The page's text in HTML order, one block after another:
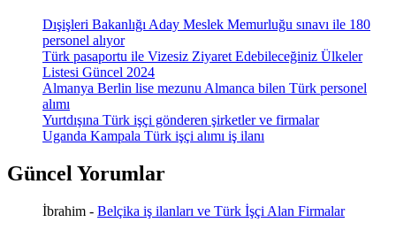
Dışişleri Bakanlığı Aday Meslek Memurluğu sınavı ile 180
personel alıyor
Türk pasaportu ile Vizesiz Ziyaret Edebileceğiniz Ülkeler
Listesi Güncel 2024
Almanya Berlin lise mezunu Almanca bilen Türk personel
alımı
Yurtdışına Türk işçi gönderen şirketler ve firmalar
Uganda Kampala Türk işçi alımı iş ilanı
Güncel Yorumlar
İbrahim - Belçika iş ilanları ve Türk İşçi Alan Firmalar